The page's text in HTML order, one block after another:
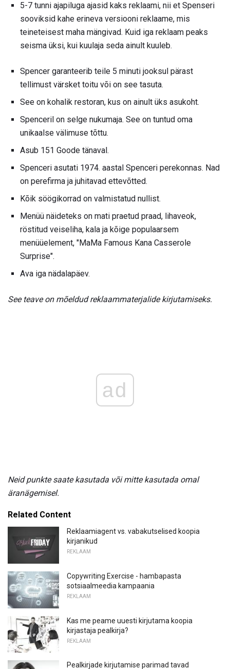
5-7 tunni ajapiluga ajasid kaks reklaami, nii et Spenseri
sooviksid kahe erineva versiooni reklaame, mis
teineteisest maha mängivad. Kuid iga reklaam peaks
seisma üksi, kui kuulaja seda ainult kuuleb.
Spencer garanteerib teile 5 minuti jooksul pärast
tellimust värsket toitu või on see tasuta.
See on kohalik restoran, kus on ainult üks asukoht.
Spenceril on selge nukumaja. See on tuntud oma
unikaalse välimuse tõttu.
Asub 151 Goode tänaval.
Spenceri asutati 1974. aastal Spenceri perekonnas. Nad
on perefirma ja juhitavad ettevõtted.
Kõik söögikorrad on valmistatud nullist.
Menüü näideteks on mati praetud praad, lihaveok,
röstitud veiseliha, kala ja kõige populaarsem
menüüelement, "MaMa Famous Kana Casserole
Surprise".
Ava iga nädalapäev.
See teave on mõeldud reklaammaterjalide kirjutamiseks.
ad
Neid punkte saate kasutada või mitte kasutada omal
äranägemisel.
Related Content
Reklaamiagent vs. vabakutselised koopia
kirjanikud
REKLAAM
Copywriting Exercise - hambapasta
sotsiaalmeedia kampaania
REKLAAM
Kas me peame uuesti kirjutama koopia
kirjastaja pealkirja?
REKLAAM
Pealkirjade kirjutamise parimad tavad